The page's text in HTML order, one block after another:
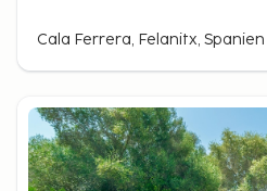
Cala Ferrera, Felanitx, Spanien